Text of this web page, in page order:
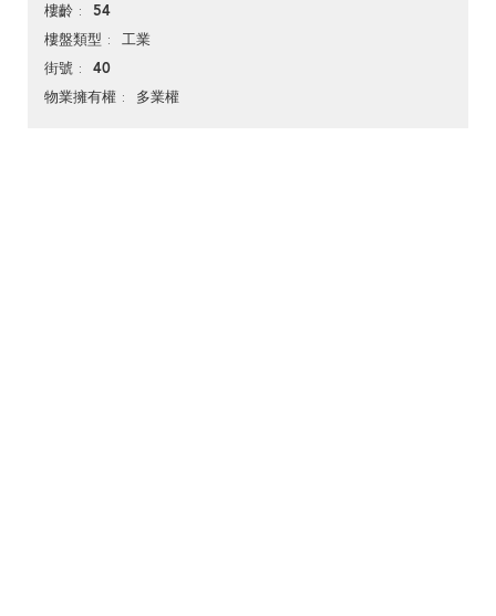
樓齡 54
樓盤類型 工業
街號 40
物業擁有權 多業權